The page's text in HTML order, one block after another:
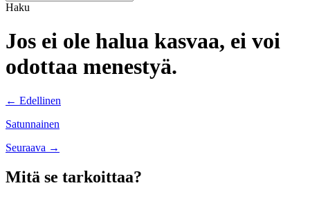
Haku
Jos ei ole halua kasvaa, ei voi
odottaa menestyä.
Posts
navigation
← Edellinen
Satunnainen
Posts
navigation
Seuraava →
Mitä se tarkoittaa?